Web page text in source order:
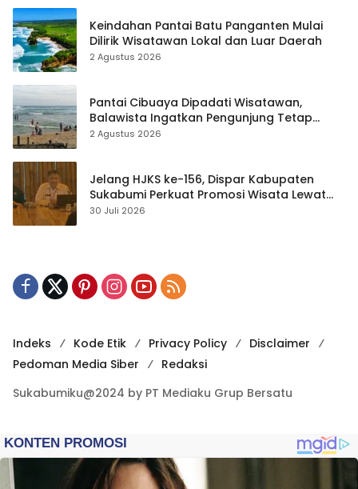
Keindahan Pantai Batu Panganten Mulai
Dilirik Wisatawan Lokal dan Luar Daerah
2 Agustus 2026
Pantai Cibuaya Dipadati Wisatawan,
Balawista Ingatkan Pengunjung Tetap
Waspada
2 Agustus 2026
Jelang HJKS ke-156, Dispar Kabupaten
Sukabumi Perkuat Promosi Wisata Lewat
Publikasi Digital
30 Juli 2026
Indeks Kode Etik Privacy Policy
Disclaimer
Pedoman Media Siber
Redaksi
Sukabumiku@2024 by PT Mediaku Grup Bersatu